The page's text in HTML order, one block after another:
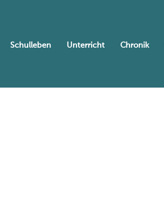
Schulleben Unterricht Chronik